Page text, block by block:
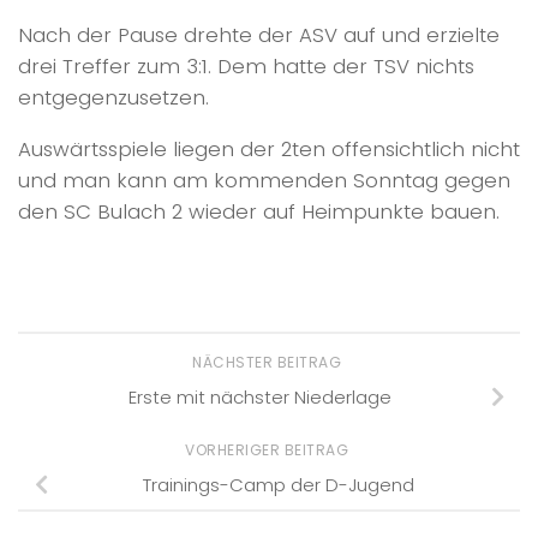
Nach der Pause drehte der ASV auf und erzielte
drei Treffer zum 3:1. Dem hatte der TSV nichts
entgegenzusetzen.
Auswärtsspiele liegen der 2ten offensichtlich nicht
und man kann am kommenden Sonntag gegen
den SC Bulach 2 wieder auf Heimpunkte bauen.
NÄCHSTER BEITRAG
Erste mit nächster Niederlage
VORHERIGER BEITRAG
Trainings-Camp der D-Jugend